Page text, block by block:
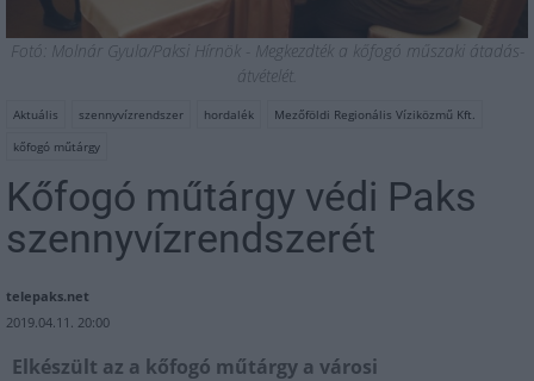
Fotó: Molnár Gyula/Paksi Hírnök - Megkezdték a kőfogó műszaki átadás-
átvételét.
Aktuális szennyvízrendszer hordalék
Mezőföldi Regionális Víziközmű Kft.
kőfogó műtárgy
Kőfogó műtárgy védi Paks
szennyvízrendszerét
telepaks.net
2019.04.11. 20:00
Elkészült az a kőfogó műtárgy a városi